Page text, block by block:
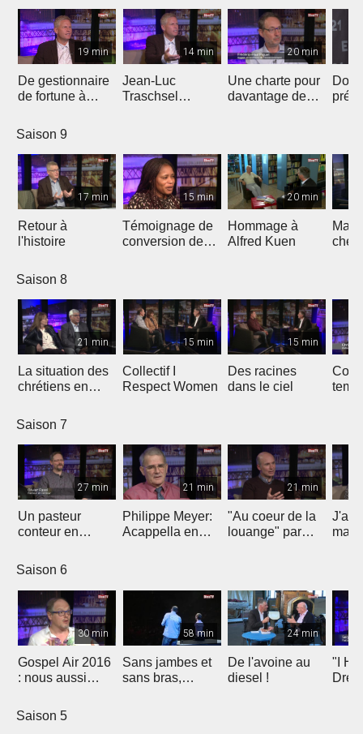
19 min
De gestionnaire
de fortune à
«ligue
européenne"
14 min
Jean-Luc
Traschsel
20 min
Une charte pour
davantage de
Don
Saison 9
17 min
Retour à
l'histoire
15 min
Témoignage de
conversion de
20 min
Hommage à
Alfred Kuen
Saison 8
21 min
La situation des
chrétiens en
15 min
Collectif I
Respect Women
15 min
Des racines
dans le ciel
Saison 7
27 min
Un pasteur
conteur en
d'Eglise à
Fribourg
21 min
Philippe Meyer:
Acappella en
21 min
"Au coeur de la
louange" par
J'ai
mais
Saison 6
30 min
Gospel Air 2016
: nous aussi
58 min
Sans jambes et
sans bras,
24 min
De l'avoine au
diesel !
"I
Saison 5